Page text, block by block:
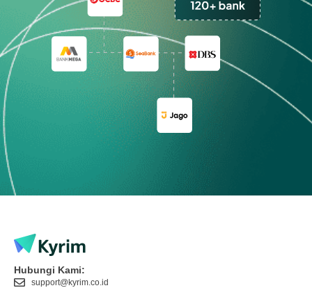
Hubungi Kami:
support@kyrim.co.id